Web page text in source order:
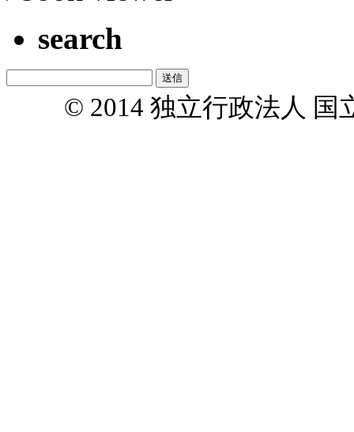
search
© 2014 独立行政法人 国